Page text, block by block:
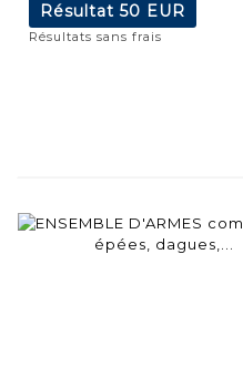
Résultat 50 EUR
Résultats sans frais